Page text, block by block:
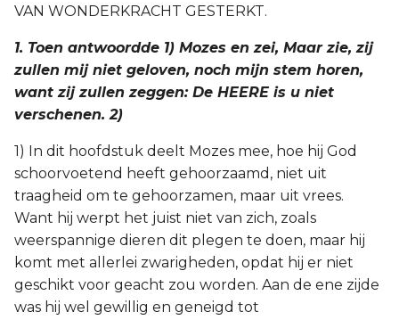
Handelingen
Romeinen
1 Korinthe
2 Korinthe
Galaten
Éfeze
VAN WONDERKRACHT GESTERKT.
1. Toen antwoordde 1) Mozes en zei, Maar zie, zij
zullen mij niet geloven, noch mijn stem horen,
want zij zullen zeggen: De HEERE is u niet
verschenen. 2)
1) In dit hoofdstuk deelt Mozes mee, hoe hij God
schoorvoetend heeft gehoorzaamd, niet uit
traagheid om te gehoorzamen, maar uit vrees.
Want hij werpt het juist niet van zich, zoals
weerspannige dieren dit plegen te doen, maar hij
komt met allerlei zwarigheden, opdat hij er niet
geschikt voor geacht zou worden. Aan de ene zijde
was hij wel gewillig en geneigd tot